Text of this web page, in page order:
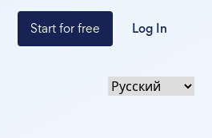
Start for free Log In